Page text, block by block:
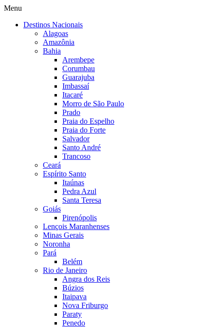
Menu
Destinos Nacionais
Alagoas
Amazônia
Bahia
Arembepe
Corumbau
Guarajuba
Imbassaí
Itacaré
Morro de São Paulo
Prado
Praia do Espelho
Praia do Forte
Salvador
Santo André
Trancoso
Ceará
Espírito Santo
Itaúnas
Pedra Azul
Santa Teresa
Goiás
Pirenópolis
Lençois Maranhenses
Minas Gerais
Noronha
Pará
Belém
Rio de Janeiro
Angra dos Reis
Búzios
Itaipava
Nova Friburgo
Paraty
Penedo